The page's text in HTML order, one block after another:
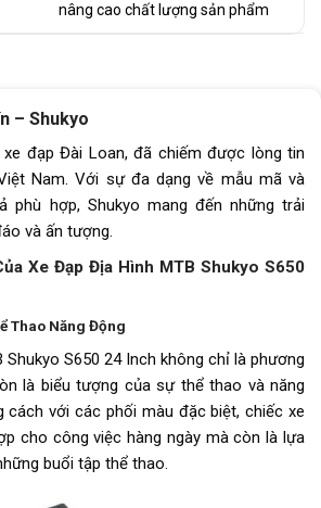
nâng cao chất lượng sản phẩm
– Shukyo
xe đạp Đài Loan, đã chiếm được lòng tin
Nam. Với sự đa dạng về mẫu mã và
phù hợp, Shukyo mang đến những trải
và ấn tượng.
Xe Đạp Địa Hình MTB Shukyo S650
Thao Năng Động
S650 24 Inch không chỉ là phương
là biểu tượng của sự thể thao và năng
cách với các phối màu đặc biệt, chiếc xe
cho công việc hàng ngày mà còn là lựa
buổi tập thể thao.